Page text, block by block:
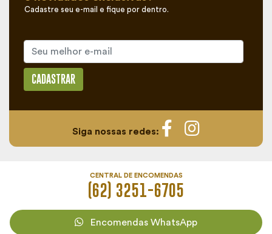
Cadastre seu e-mail e fique por dentro.
CADASTRAR
Siga nossas redes:
CENTRAL DE ENCOMENDAS
(62) 3251-6705
Encomendas WhatsApp